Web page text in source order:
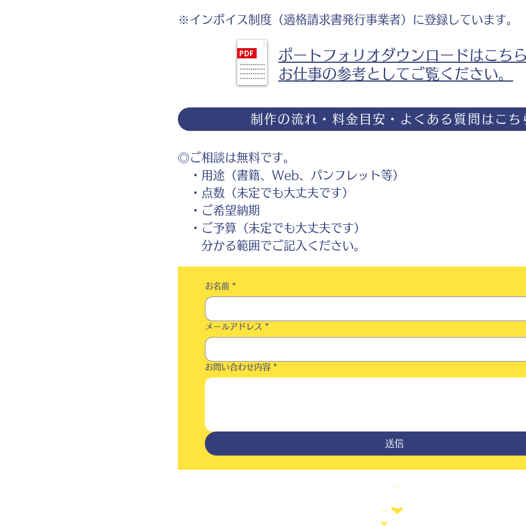
※インボイス制度（適格請求書発行事業者）に登録しています。
ポートフォリオダウンロードはこち
お仕事の参考としてご覧ください。
制作の流れ・料金目安・よくある質問はこち
◎ご相談は無料です。
・用途（書籍、Web、パンフレット等）
・点数（未定でも大丈夫です）
・ご希望納期
・ご予算（未定でも大丈夫です）
分かる範囲でご記入ください。
お名前 *
メールアドレス *
お問い合わせ内容 *
送信